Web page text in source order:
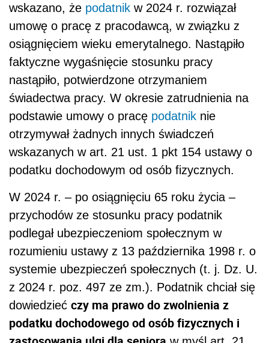
wskazano, że podatnik w 2024 r. rozwiązał
umowę o pracę z pracodawcą, w związku z
osiągnięciem wieku emerytalnego. Nastąpiło
faktyczne wygaśnięcie stosunku pracy
nastąpiło, potwierdzone otrzymaniem
świadectwa pracy. W okresie zatrudnienia na
podstawie umowy o pracę podatnik nie
otrzymywał żadnych innych świadczeń
wskazanych w art. 21 ust. 1 pkt 154 ustawy o
podatku dochodowym od osób fizycznych.
W 2024 r. – po osiągnięciu 65 roku życia –
przychodów ze stosunku pracy podatnik
podlegał ubezpieczeniom społecznym w
rozumieniu ustawy z 13 października 1998 r. o
systemie ubezpieczeń społecznych (t. j. Dz. U.
z 2024 r. poz. 497 ze zm.). Podatnik chciał się
dowiedzieć czy ma prawo do zwolnienia z
podatku dochodowego od osób fizycznych i